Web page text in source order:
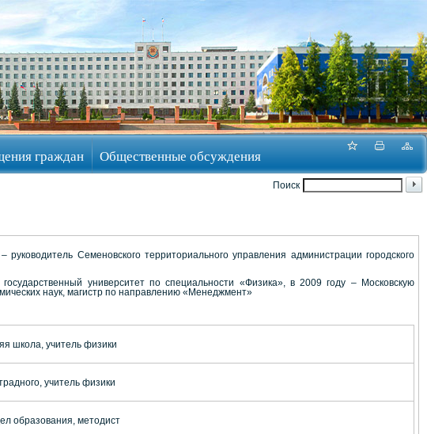
граждан Общественные обсуждения
Поиск
– руководитель Семеновского территориального управления администрации городского
университет по специальности «Физика», в 2009 году – Московскую
наук, магистр по направлению «Менеджмент»
школа, учитель физики
учитель физики
образования, методист